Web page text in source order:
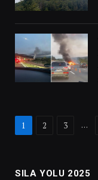
1 2 3 …
SILA YOLU 2025